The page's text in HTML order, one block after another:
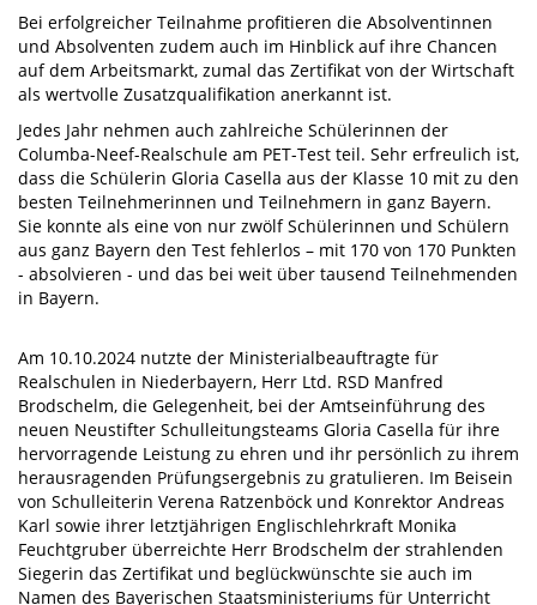
Bei erfolgreicher Teilnahme profitieren die Absolventinnen
und Absolventen zudem auch im Hinblick auf ihre Chancen
auf dem Arbeitsmarkt, zumal das Zertifikat von der Wirtschaft
als wertvolle Zusatzqualifikation anerkannt ist.
Jedes Jahr nehmen auch zahlreiche Schülerinnen der
Columba-Neef-Realschule am PET-Test teil. Sehr erfreulich ist,
dass die Schülerin Gloria Casella aus der Klasse 10 mit zu den
besten Teilnehmerinnen und Teilnehmern in ganz Bayern.
Sie konnte als eine von nur zwölf Schülerinnen und Schülern
aus ganz Bayern den Test fehlerlos – mit 170 von 170 Punkten
- absolvieren - und das bei weit über tausend Teilnehmenden
in Bayern.
Am 10.10.2024 nutzte der Ministerialbeauftragte für
Realschulen in Niederbayern, Herr Ltd. RSD Manfred
Brodschelm, die Gelegenheit, bei der Amtseinführung des
neuen Neustifter Schulleitungsteams Gloria Casella für ihre
hervorragende Leistung zu ehren und ihr persönlich zu ihrem
herausragenden Prüfungsergebnis zu gratulieren. Im Beisein
von Schulleiterin Verena Ratzenböck und Konrektor Andreas
Karl sowie ihrer letztjährigen Englischlehrkraft Monika
Feuchtgruber überreichte Herr Brodschelm der strahlenden
Siegerin das Zertifikat und beglückwünschte sie auch im
Namen des Bayerischen Staatsministeriums für Unterricht